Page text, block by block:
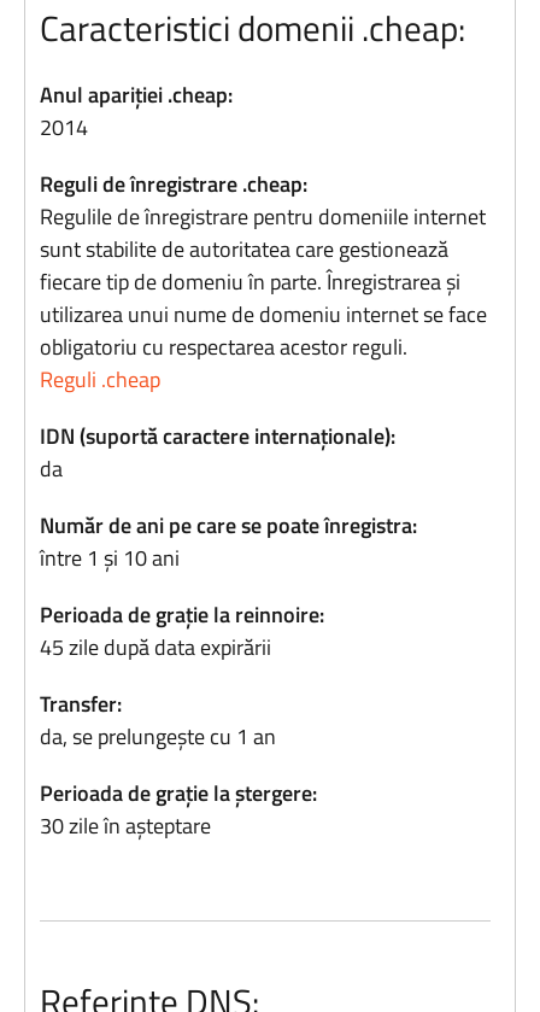
Caracteristici domenii .cheap:
Anul apariției .cheap:
2014
Reguli de înregistrare .cheap:
Regulile de înregistrare pentru domeniile internet
sunt stabilite de autoritatea care gestionează
fiecare tip de domeniu în parte. Înregistrarea și
utilizarea unui nume de domeniu internet se face
obligatoriu cu respectarea acestor reguli.
Reguli .cheap
IDN (suportă caractere internaționale):
da
Număr de ani pe care se poate înregistra:
între 1 și 10 ani
Perioada de grație la reinnoire:
45 zile după data expirării
Transfer:
da, se prelungește cu 1 an
Perioada de grație la ștergere:
30 zile în așteptare
Referințe DNS: